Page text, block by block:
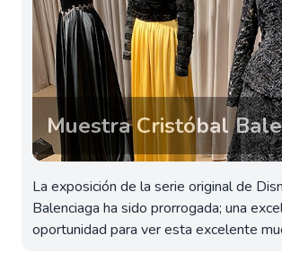
Muestra Cristóbal
La exposición de la serie original de
Balenciaga ha sido prorrogada; una
oportunidad para ver esta excelente